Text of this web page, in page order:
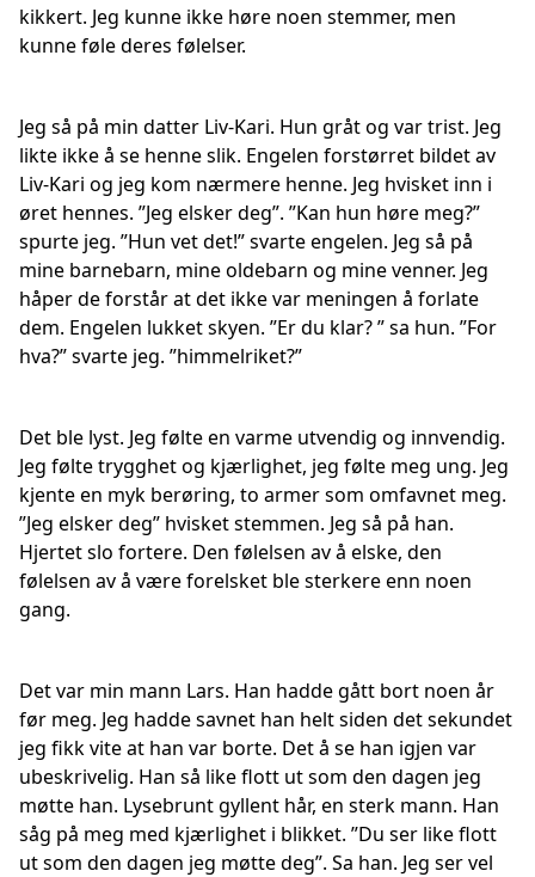
kikkert. Jeg kunne ikke høre noen stemmer, men
kunne føle deres følelser.
Jeg så på min datter Liv-Kari. Hun gråt og var trist. Jeg
likte ikke å se henne slik. Engelen forstørret bildet av
Liv-Kari og jeg kom nærmere henne. Jeg hvisket inn i
øret hennes. ”Jeg elsker deg”. ”Kan hun høre meg?”
spurte jeg. ”Hun vet det!” svarte engelen. Jeg så på
mine barnebarn, mine oldebarn og mine venner. Jeg
håper de forstår at det ikke var meningen å forlate
dem. Engelen lukket skyen. ”Er du klar? ” sa hun. ”For
hva?” svarte jeg. ”himmelriket?”
Det ble lyst. Jeg følte en varme utvendig og innvendig.
Jeg følte trygghet og kjærlighet, jeg følte meg ung. Jeg
kjente en myk berøring, to armersom omfavnet meg.
”Jeg elsker deg” hvisket stemmen. Jeg så på han.
Hjertet slo fortere. Den følelsen av å elske, den
følelsen av å være forelsket ble sterkere enn noen
gang.
Det var min mann Lars. Han hadde gått bort noen år
før meg. Jeg hadde savnet han helt siden det sekundet
jeg fikk vite at han var borte. Det å se han igjen var
ubeskrivelig. Han så like flott ut som den dagen jeg
møtte han. Lysebrunt gyllent hår, en sterk mann. Han
såg på meg med kjærlighet i blikket. ”Du ser like flott
ut som den dagen jeg møtte deg”. Sa han. Jeg ser vel